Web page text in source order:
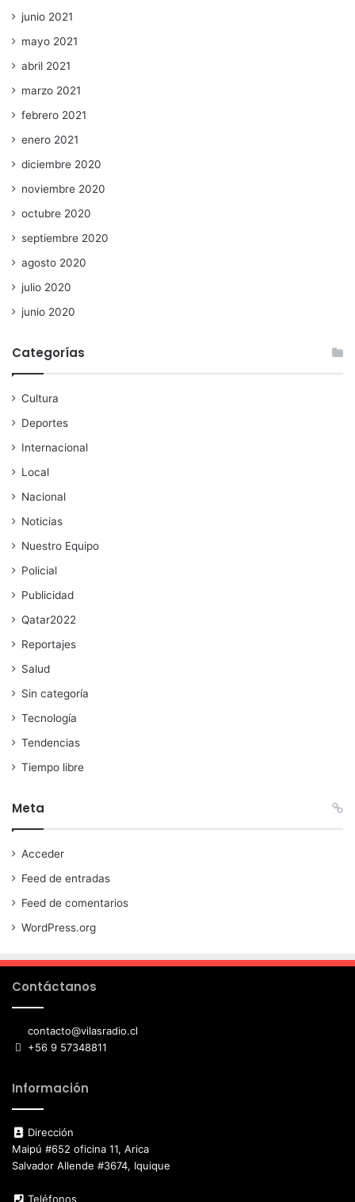
junio 2021
mayo 2021
abril 2021
marzo 2021
febrero 2021
enero 2021
diciembre 2020
noviembre 2020
octubre 2020
septiembre 2020
agosto 2020
julio 2020
junio 2020
Categorías
Cultura
Deportes
Internacional
Local
Nacional
Noticias
Nuestro Equipo
Policial
Publicidad
Qatar2022
Reportajes
Salud
Sin categoría
Tecnología
Tendencias
Tiempo libre
Meta
Acceder
Feed de entradas
Feed de comentarios
WordPress.org
Contáctanos
contacto@vilasradio.cl
+56 9 57348811
Información
Dirección
Maipú #652 oficina 11, Arica
Salvador Allende #3674, Iquique
Teléfonos